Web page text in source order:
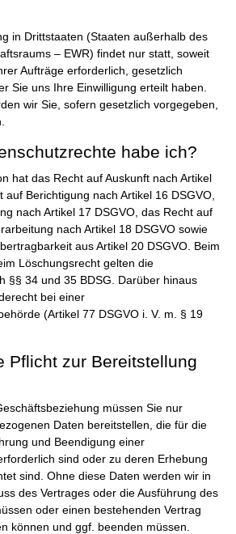
in Drittstaaten (Staaten außerhalb des
– EWR) findet nur statt, soweit
Aufträge erforderlich, gesetzlich
Sie uns Ihre Einwilligung erteilt haben.
wir Sie, sofern gesetzlich vorgegeben,
habe ich?
hat das Recht auf Auskunft nach Artikel
auf Berichtigung nach Artikel 16 DSGVO,
nach Artikel 17 DSGVO, das Recht auf
nach Artikel 18 DSGVO sowie
aus Artikel 20 DSGVO. Beim
Löschungsrecht gelten die
§§ 34 und 35 BDSG. Darüber hinaus
bei einer
(Artikel 77 DSGVO i. V. m. § 19
Pflicht zur Bereitstellung
müssen Sie nur
Daten bereitstellen, die für die
und Beendigung einer
sind oder zu deren Erhebung
sind. Ohne diese Daten werden wir in
des Vertrages oder die Ausführung des
oder einen bestehenden Vertrag
können und ggf. beenden müssen.